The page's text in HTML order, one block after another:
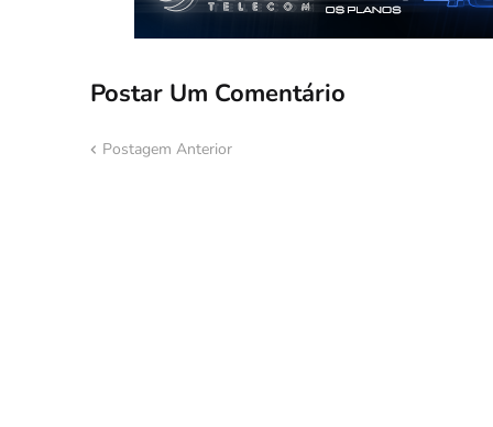
Postar Um Comentário
Postagem Anterior